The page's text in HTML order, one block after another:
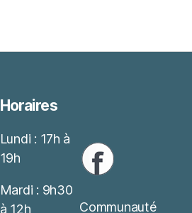
Horaires
Lundi : 17h à
19h
Mardi : 9h30
à 12h
Communauté